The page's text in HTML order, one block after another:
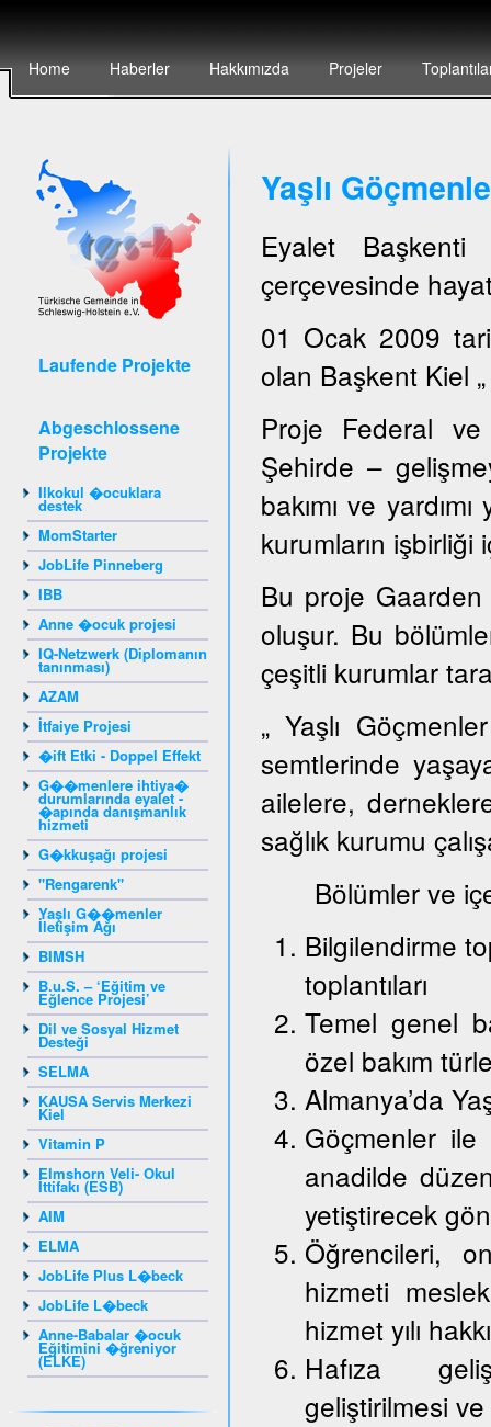
Home Haberler Hakkımızda Projeler
Laufende Projekte
Abgeschlossene
Projekte
Ilkokul �ocuklara
destek
MomStarter
JobLife Pinneberg
IBB
Anne �ocuk projesi
IQ-Netzwerk (Diplomanın
tanınması)
AZAM
İtfaiye Projesi
�ift Etki - Doppel Effekt
G��menlere ihtiya�
durumlarında eyalet -
�apında danışmanlık
hizmeti
G�kkuşağı projesi
"Rengarenk"
Yaşlı G��menler
İletişim Ağı
BIMSH
B.u.S. – ‘Eğitim ve
Eğlence Projesi’
Dil ve Sosyal Hizmet
Desteği
SELMA
KAUSA Servis Merkezi
Kiel
Vitamin P
Elmshorn Veli- Okul
İttifakı (ESB)
AIM
ELMA
JobLife Plus L�beck
JobLife L�beck
Anne-Babalar �ocuk
Eğitimini �ğreniyor
(ELKE)
Yaşlı
Eyalet
çerçevesinde
01 Ocak 2009
olan Başkent Kiel
Proje Federal ve
Şehirde –
bakımı ve
kurumların işbirliği
Bu proje
oluşur. Bu
çeşitli kurumlar
„ Yaşlı
semtlerinde
ailelere,
sağlık kurumu
Bölümler ve
Bilgilendirme
toplantıları
Temel genel
özel bakım
Almanya’da
Göçmenler
anadilde
yetiştirecek
Öğrencileri,
hizmeti
hizmet yılı
Hafıza
geliştirilmesi ve